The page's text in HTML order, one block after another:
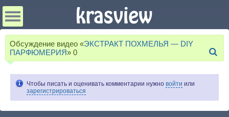
Обсуждение видео «ЭКСТРАКТ ПОХМЕЛЬЯ — DIY
ПАРФЮМЕРИЯ» 0
Чтобы писать и оценивать комментарии нужно войти или
зарегистрироваться